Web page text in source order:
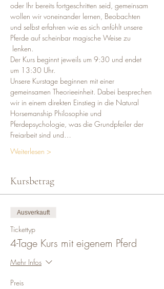
oder Ihr bereits fortgeschritten seid, gemeinsam
wollen wir voneinander lernen, Beobachten
und selbst erfahren wie es sich anfühlt unsere
Pferde auf scheinbar magische Weise zu
lenken.
Der Kurs beginnt jeweils um 9:30 und endet
um 13:30 Uhr.
Unsere Kurstage beginnen mit einer
gemeinsamen Theorieeinheit. Dabei besprechen
wir in einem direkten Einstieg in die Natural
Horsemanship Philosophie und
Pferdepsychologie, was die Grundpfeiler der
Freiarbeit sind und…
Weiterlesen >
Kursbetrag
Ausverkauft
Tickettyp
4-Tage Kurs mit eigenem Pferd
Mehr Infos
Preis